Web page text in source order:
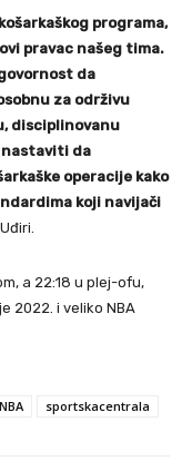
programa,
pravac našeg tima.
da
za održivu
disciplinovanu
nastaviti da
operacije kako
koji navijači
a 22:18 u plej-ofu,
2022. i veliko NBA
NBA sportskacentrala